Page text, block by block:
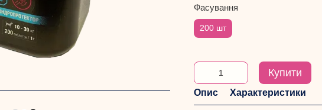
Фасування
200 шт
Купити
Опис Характеристики